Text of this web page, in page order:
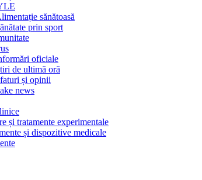
sănătoasă
prin sport
oficiale
de ultimă oră
și opinii
news
și tratamente experimentale
și dispozitive medicale